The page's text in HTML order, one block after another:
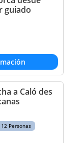
guiado
a Caló des
Personas